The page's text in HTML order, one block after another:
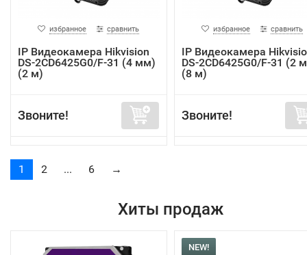
избранное сравнить
IP Видеокамера Hikvision
DS-2CD6425G0/F-31 (4 мм)
(2 м)
Звоните!
избранное сравнить
IP Видеокамера
DS-2CD6425G0/F-31 (2
(8 м)
Звоните!
1 2 ... 6 →
Хиты продаж
NEW!